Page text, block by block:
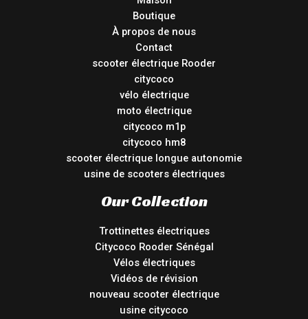
Boutique
À propos de nous
Contact
scooter électrique Rooder
citycoco
vélo électrique
moto électrique
citycoco m1p
citycoco hm8
scooter électrique longue autonomie
usine de scooters électriques
Our Collection
Trottinettes électriques
Citycoco Rooder Sénégal
Vélos électriques
Vidéos de révision
nouveau scooter électrique
usine citycoco